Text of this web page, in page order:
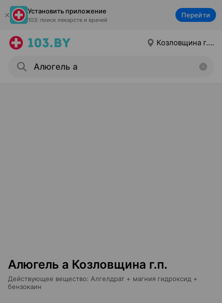
Установить приложение
103: поиск лекарств и врачей
Перейти
Козловщина г.п.
Алюгель а Козловщина г.п.
Действующее вещество: Алгелдрат + магния гидроксид +
бензокаин